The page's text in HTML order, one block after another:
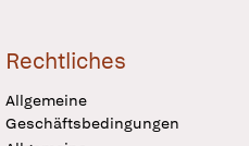
Rechtliches
Allgemeine
Geschäftsbedingungen